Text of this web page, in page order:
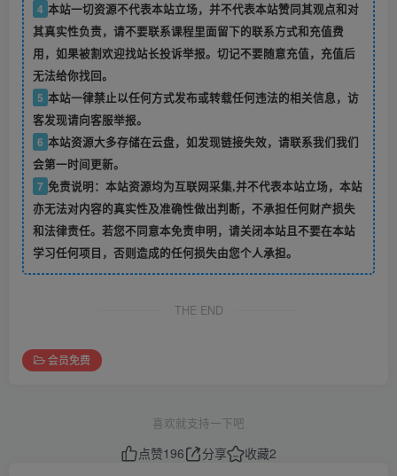
4 本站一切资源不代表本站立场，并不代表本站赞同其观点和对
其真实性负责，请不要联系课程里面留下的联系方式和充值费
用，如果被割欢迎找站长投诉举报。切记不要随意充值，充值后
无法给你找回。
5 本站一律禁止以任何方式发布或转载任何违法的相关信息，访
客发现请向客服举报。
6 本站资源大多存储在云盘，如发现链接失效，请联系我们我们
会第一时间更新。
7 免责说明：本站资源均为互联网采集,并不代表本站立场，本站
亦无法对内容的真实性及准确性做出判断，不承担任何财产损失
和法律责任。若您不同意本免责申明，请关闭本站且不要在本站
学习任何项目，否则造成的任何损失由您个人承担。
THE END
会员免费
喜欢就支持一下吧
点赞196 分享 收藏2